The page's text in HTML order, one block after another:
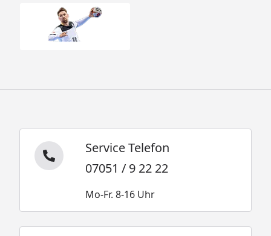
Service Telefon
07051 / 9 22 22
Mo-Fr. 8-16 Uhr